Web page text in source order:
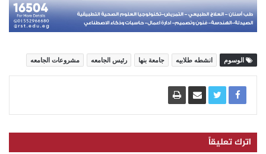
الوسوم انشطه طلابيه جامعة بنها رئيس الجامعه مشروعات الجامعه
اترك تعليقاً